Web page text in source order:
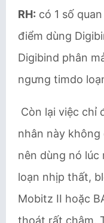
RH: có 1 số
điểm dùng
Digibind phân
ngưng timdo
Còn lại việc chỉ
nhân này
nên dùng nó lúc
loạn nhịp thất,
Mobitz II hoặc
thoát rất chậm.